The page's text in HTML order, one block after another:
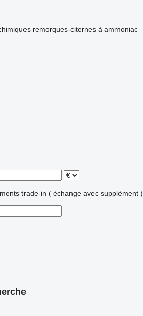
remorques-citernes à ammoniac
trade-in ( échange avec supplément )